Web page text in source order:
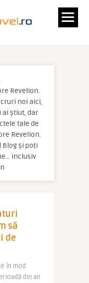
Revelion.
noi aici,
știut, dar
tale de
Revelion.
și poți
inclusiv
să
de
în mod
din an